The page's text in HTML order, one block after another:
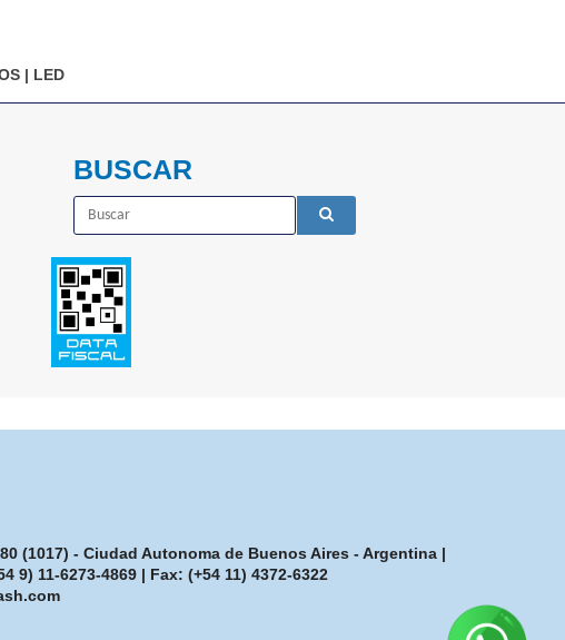
| LED
BUSCAR
(1017) - Ciudad Autonoma de Buenos Aires - Argentina |
9) 11-6273-4869| Fax: (+54 11) 4372-6322